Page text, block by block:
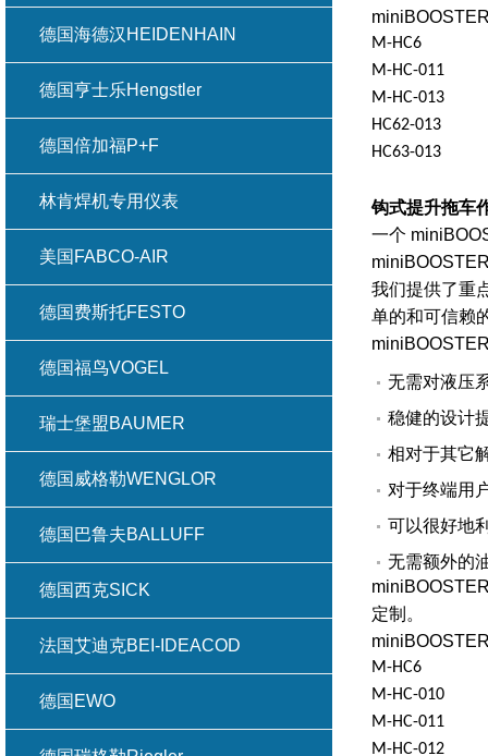
M-HC6
M-HC-011
M-HC-013
HC62-013
HC63-013
钩式提升拖车
一个
我们提供了重
单的和可信赖
无需对液压
稳健的设计
相对于其它
对于终端用
可以很好地
无需额外的
定制。
M-HC6
M-HC-010
M-HC-011
M-HC-012
德国海德汉HEIDENHAIN
德国亨士乐Hengstler
德国倍加福P+F
林肯焊机专用仪表
美国FABCO-AIR
德国费斯托FESTO
德国福鸟VOGEL
瑞士堡盟BAUMER
德国威格勒WENGLOR
德国巴鲁夫BALLUFF
德国西克SICK
法国艾迪克BEI-IDEACOD
德国EWO